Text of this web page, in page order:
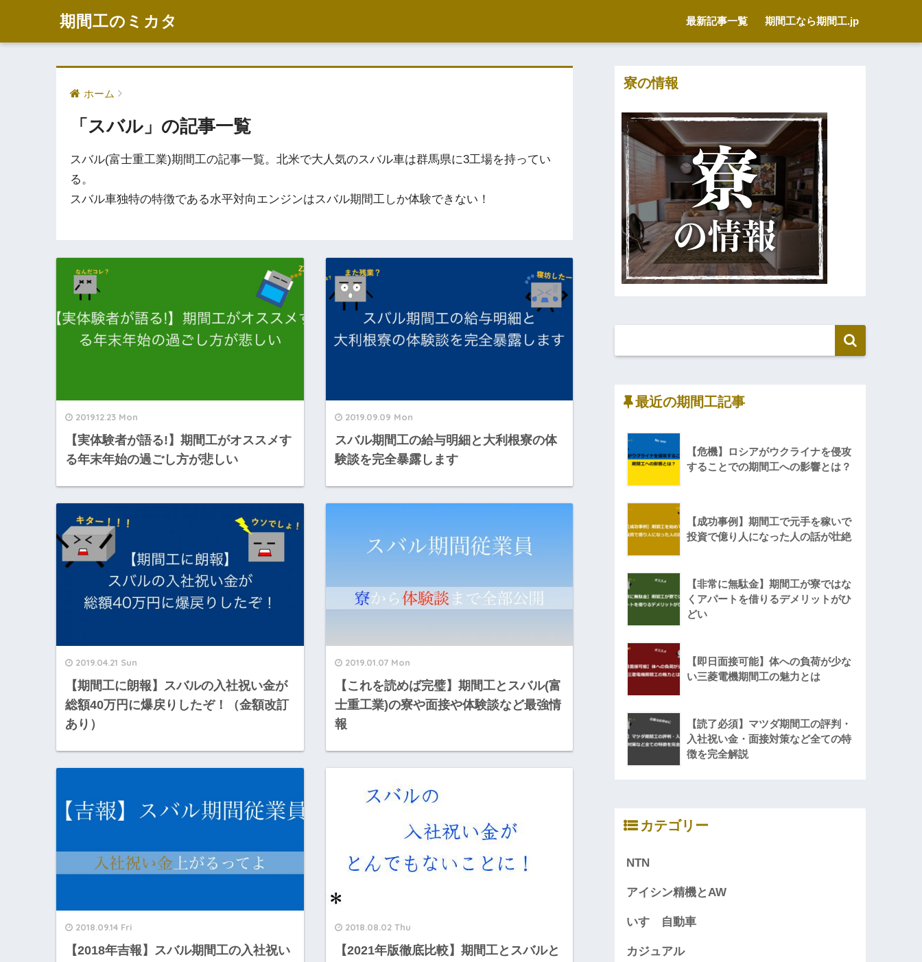
期間工のミカタ 最新記事一覧 期間工なら期間工.jp
ホーム
「スバル」の記事一覧
スバル(富士重工業)期間工の記事一覧。北米で大人気のスバル車は群馬県に3工場を持ってい
る。
スバル車独特の特徴である水平対向エンジンはスバル期間工しか体験できない！
2019.12.23 Mon
【実体験者が語る!】期間工がオススメす
る年末年始の過ごし方が悲しい
2019.09.09 Mon
スバル期間工の給与明細と大利根寮の体
験談を完全暴露します
2019.04.21 Sun
【期間工に朗報】スバルの入社祝い金が
総額40万円に爆戻りしたぞ！（金額改訂
あり）
2019.01.07 Mon
【これを読めば完璧】期間工とスバル(富
士重工業)の寮や面接や体験談など最強情
報
2018.09.14 Fri
【2018年吉報】スバル期間工の入社祝い
2018.08.02 Thu
【2021年版徹底比較】期間工とスバルと
寮の情報
最近の期間工記事
【危機】ロシアがウクライナを侵攻
することでの期間工への影響とは？
【成功事例】期間工で元手を稼いで
投資で億り人になった人の話が壮絶
【非常に無駄金】期間工が寮ではな
くアパートを借りるデメリットがひ
どい
【即日面接可能】体への負荷が少な
い三菱電機期間工の魅力とは
【読了必須】マツダ期間工の評判・
入社祝い金・面接対策など全ての特
徴を完全解説
カテゴリー
NTN
アイシン精機とAW
いすゞ自動車
カジュアル